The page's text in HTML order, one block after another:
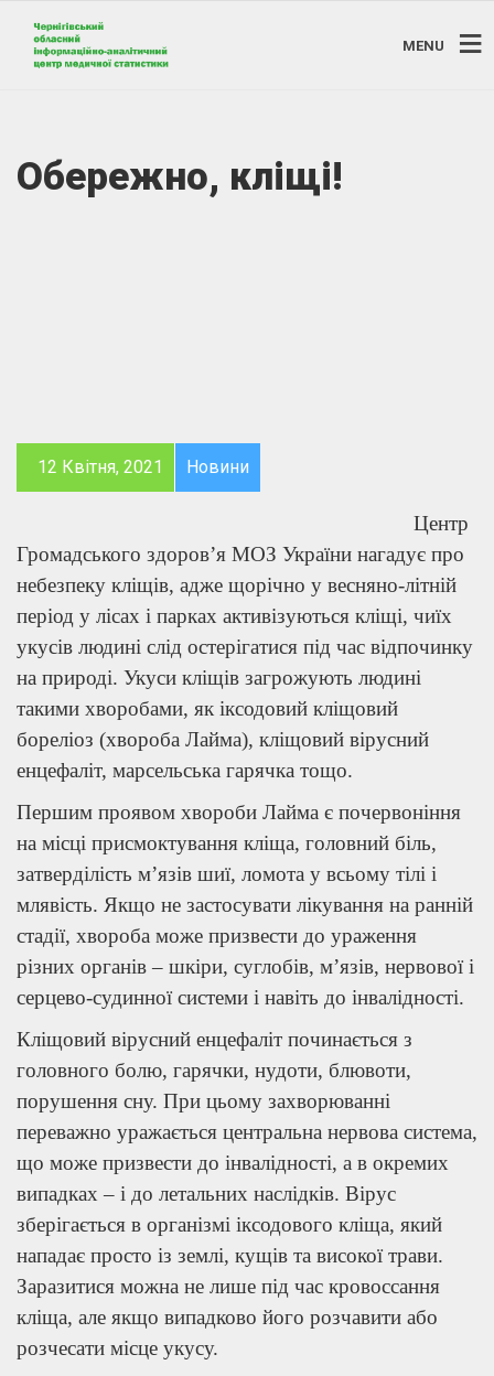
MENU
Обережно, кліщі!
12 Квітня, 2021 Новини
Центр
Громадського здоров’я МОЗ України нагадує про
небезпеку кліщів, адже щорічно у весняно-літній
період у лісах і парках активізуються кліщі, чиїх
укусів людині слід остерігатися під час відпочинку
на природі. Укуси кліщів загрожують людині
такими хворобами, як іксодовий кліщовий
бореліоз (хвороба Лайма), кліщовий вірусний
енцефаліт, марсельська гарячка тощо.
Першим проявом хвороби Лайма є почервоніння
на місці присмоктування кліща, головний біль,
затверділість м’язів шиї, ломота у всьому тілі і
млявість. Якщо не застосувати лікування на ранній
стадії, хвороба може призвести до ураження
різних органів – шкіри, суглобів, м’язів, нервової і
серцево-судинної системи і навіть до інвалідності.
Кліщовий вірусний енцефаліт починається з
головного болю, гарячки, нудоти, блювоти,
порушення сну. При цьому захворюванні
переважно уражається центральна нервова система,
що може призвести до інвалідності, а в окремих
випадках – і до летальних наслідків. Вірус
зберігається в організмі іксодового кліща, який
нападає просто із землі, кущів та високої трави.
Заразитися можна не лише під час кровоссання
кліща, але якщо випадково його розчавити або
розчесати місце укусу.